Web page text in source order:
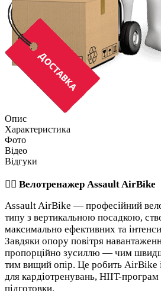
Опис
Характеристика
Фото
Відео
Відгуки
🚴‍♂️ Велотренажер Assault AirBike
Assault AirBike — професійний
типу з вертикальною посадкою,
максимально ефективних та
Завдяки опору повітря
пропорційно зусиллю — чим
тим вищий опір. Це робить AirBike
для кардіотренувань, HIIT-програм
підготовки.